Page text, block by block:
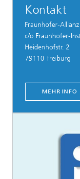
Kontakt
Fraunhofer-
c/o Fraunhofer-
Heidenhofstr. 2
79110 Freiburg
MEHR INFO